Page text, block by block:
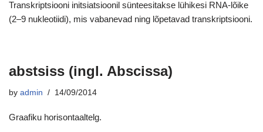
Transkriptsiooni initsiatsioonil sünteesitakse lühikesi RNA-lõike
(2–9 nukleotiidi), mis vabanevad ning lõpetavad transkriptsiooni.
abstsiss (ingl. Abscissa)
by admin 14/09/2014
Graafiku horisontaaltelg.